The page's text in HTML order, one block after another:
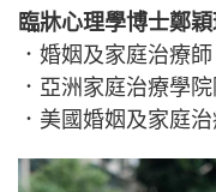
臨牀心理學博士鄭
．婚姻及家庭治療師
．亞洲家庭治療學
．美國婚姻及家庭